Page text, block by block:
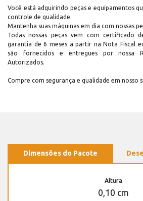
Você está adquirindo peças e equipamentos
controle de qualidade.
Mantenha suas máquinas em dia com nossas
Todas nossas peças vem com certificado
garantia de 6 meses a partir na Nota Fiscal
são fornecidos e entregues por nossa
Autorizados.
Compre com segurança e qualidade em nosso
Dimensões do Pacote
Altura
0,10 cm